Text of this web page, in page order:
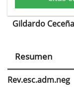
principal
del
artículo
Gildardo
Resumen
Rev.esc.adm.neg